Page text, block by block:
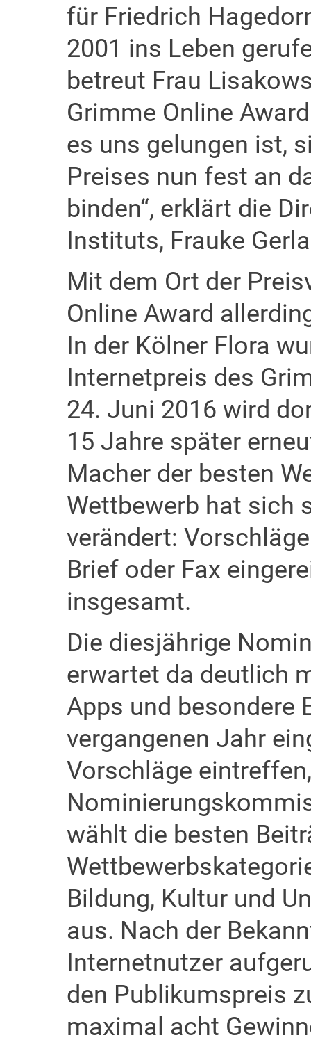
für Friedrich
2001 ins Leben
betreut Frau
Grimme Online
es uns gelungen ist,
Preises nun fest an
binden“, erklärt die
Instituts, Frauke
Mit dem Ort der
Online Award
In der Kölner Flora
Internetpreis des
24. Juni 2016 wird
15 Jahre später
Macher der besten
Wettbewerb hat sich
verändert:
Brief oder Fax
insgesamt.
Die diesjährige
erwartet da deutlich
Apps und besondere
vergangenen Jahr
Vorschläge
wählt die besten
Bildung, Kultur und
aus. Nach der
Internetnutzer
den Publikumspreis
maximal acht